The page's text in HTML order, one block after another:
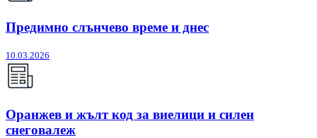
Предимно слънчево време и днес
10.03.2026
Оранжев и жълт код за виелици и силен
снеговалеж